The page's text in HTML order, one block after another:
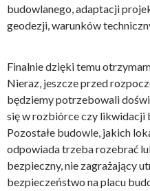
budowlanego, adaptacji
geodezji, warunków
Finalnie dzięki temu
Nieraz, jeszcze przed
będziemy potrzebowali
się w rozbiórce czy likwidacji
Pozostałe budowle, jakich
odpowiada trzeba rozebrać
bezpieczny, nie zagrażający
bezpieczeństwo na placu